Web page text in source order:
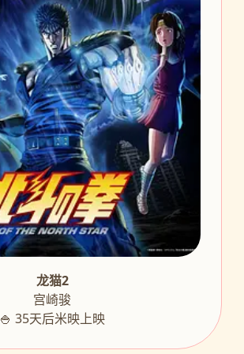
龙猫2
宫崎骏
🍚 35天后米映上映